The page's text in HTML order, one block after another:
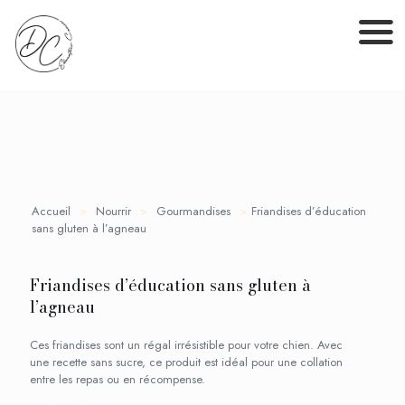
Accueil > Nourrir > Gourmandises > Friandises d’éducation
sans gluten à l’agneau
Friandises d’éducation sans gluten à
l’agneau
Ces friandises sont un régal irrésistible pour votre chien. Avec
une recette sans sucre, ce produit est idéal pour une collation
entre les repas ou en récompense.